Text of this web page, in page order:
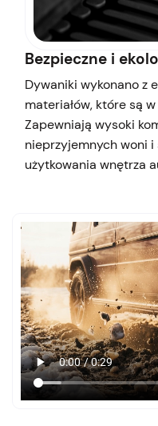
Bezpieczne i
Dywaniki wykonano z
materiałów, które są w
Zapewniają wysoki
nieprzyjemnych woni
użytkowania wnętrza